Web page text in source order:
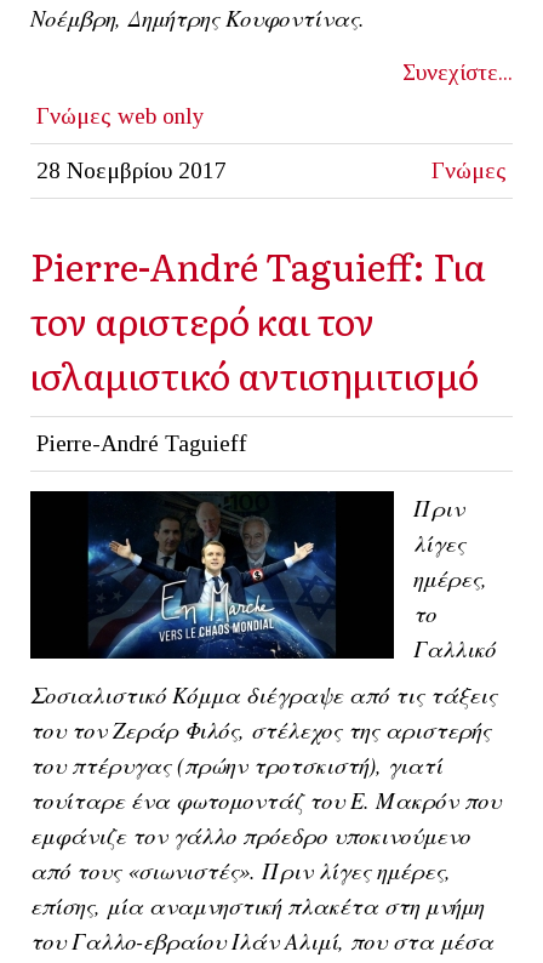
Νοέμβρη, Δημήτρης Κουφοντίνας.
Συνεχίστε...
Γνώμες web only
28 Νοεμβρίου 2017 Γνώμες
Pierre-André Taguieff: Για
τον αριστερό και τον
ισλαμιστικό αντισημιτισμό
Pierre-André Taguieff
Πριν
λίγες
ημέρες,
το
Γαλλικό
Σοσιαλιστικό Κόμμα διέγραψε από τις τάξεις
του τον Ζεράρ Φιλός, στέλεχος της αριστερής
του πτέρυγας (πρώην τροτσκιστή), γιατί
τουίταρε ένα φωτομοντάζ του Ε. Μακρόν που
εμφάνιζε τον γάλλο πρόεδρο υποκινούμενο
από τους «σιωνιστές». Πριν λίγες ημέρες,
επίσης, μία αναμνηστική πλακέτα στη μνήμη
του Γαλλο-εβραίου Ιλάν Αλιμί, που στα μέσα